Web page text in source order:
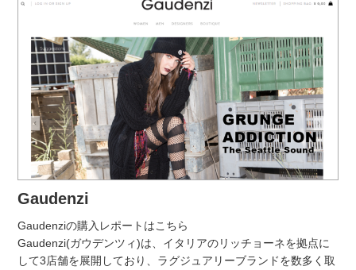
Gaudenzi
Gaudenziの購入レポートはこちら
Gaudenzi(ガウデンツィ)は、イタリアのリッチョーネを拠点に
して3店舗を展開しており、ラグジュアリーブランドを数多く取